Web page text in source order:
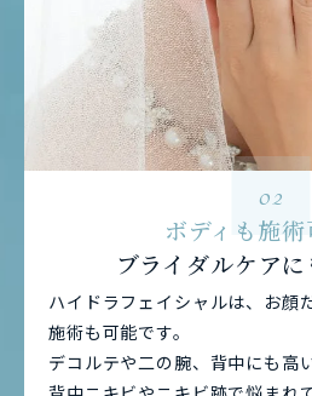
02
ボディも施術
ブライダルケア
ハイドラフェイシャルは、お顔
施術も可能です。
デコルテや二の腕、背中にも高